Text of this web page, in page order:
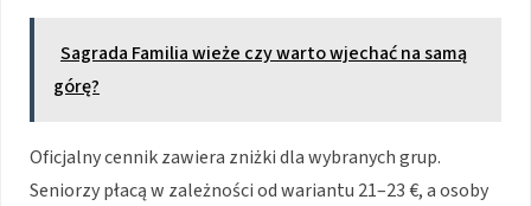
Sagrada Familia wieże czy warto wjechać na samą
górę?
Oficjalny cennik zawiera zniżki dla wybranych grup.
Seniorzy płacą w zależności od wariantu 21–23 €, a osoby